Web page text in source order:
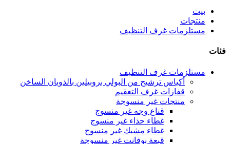
بيت
منتجات
مستلزمات غرف التنظيف
فئات
مستلزمات غرف التنظيف
أكياس ترشيح من البولي بروبيلين بالذوبان الساخن
قفازات غرف التعقيم
منتجات غير منسوجة
قناع وجه غير منسوج
غطاء حذاء غير منسوج
غطاء مشبك غير منسوج
قبعة بوفانت غير منسوجة